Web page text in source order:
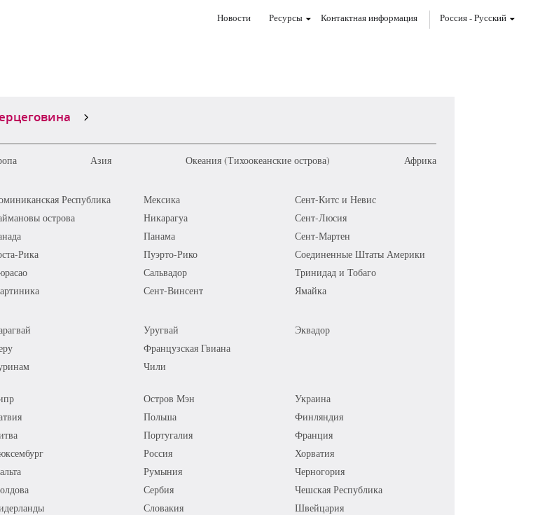
Новости Ресурсы Контактная информация Россия-Pусский
Азия Океания (Тихоокеанские острова) Африка
Республика
острова
Рика
Мексика
Никарагуа
Панама
Пуэрто-Рико
Сальвадор
Сент-Винсент
Сент-Китс и Невис
Сент-Люсия
Сент-Мартен
Соединенные Штаты Америки
Тринидад и Тобаго
Ямайка
Уругвай
Французская Гвиана
Чили
Эквадор
Остров Мэн
Польша
Португалия
Россия
Румыния
Сербия
Словакия
Украина
Финляндия
Франция
Хорватия
Черногория
Чешская Республика
Швейцария